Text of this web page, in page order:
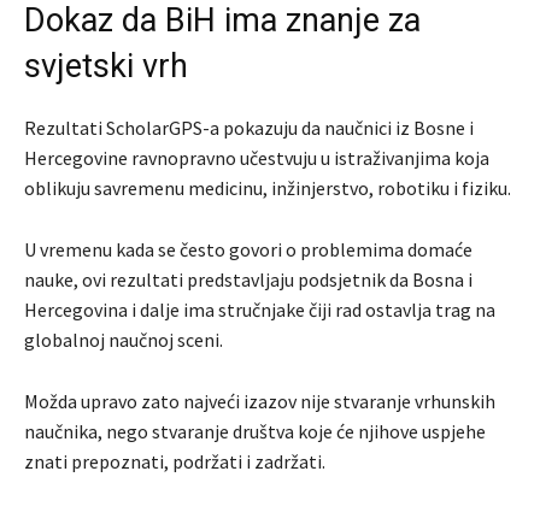
Dokaz da BiH ima znanje za
svjetski vrh
Rezultati ScholarGPS-a pokazuju da naučnici iz Bosne i
Hercegovine ravnopravno učestvuju u istraživanjima koja
oblikuju savremenu medicinu, inžinjerstvo, robotiku i fiziku.
U vremenu kada se često govori o problemima domaće
nauke, ovi rezultati predstavljaju podsjetnik da Bosna i
Hercegovina i dalje ima stručnjake čiji rad ostavlja trag na
globalnoj naučnoj sceni.
Možda upravo zato najveći izazov nije stvaranje vrhunskih
naučnika, nego stvaranje društva koje će njihove uspjehe
znati prepoznati, podržati i zadržati.